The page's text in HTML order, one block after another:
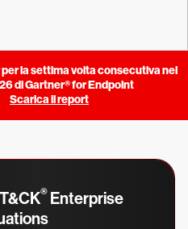
la settima volta consecutiva nel
di Gartner® for Endpoint
Scarica il report
® Enterprise